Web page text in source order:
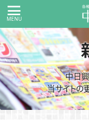
中日
当サイトの